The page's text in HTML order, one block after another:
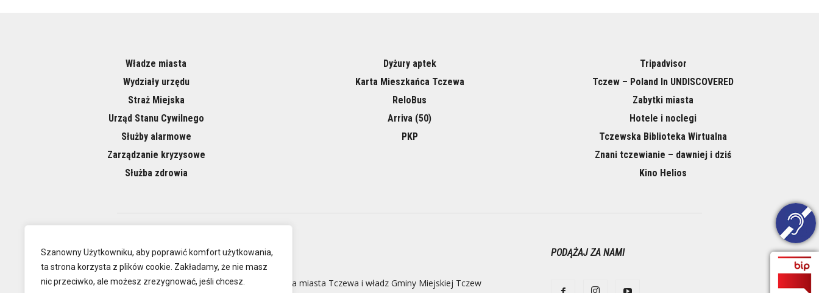
Szanowny Użytkowniku, aby poprawić komfort użytkowania,
ta strona korzysta z plików cookie. Zakładamy, że nie masz
nic przeciwko, ale możesz zrezygnować, jeśli chcesz.
Władze miasta
Wydziały urzędu
Straż Miejska
Urząd Stanu Cywilnego
Służby alarmowe
Zarządzanie kryzysowe
Służba zdrowia
Dyżury aptek
Karta Mieszkańca Tczewa
ReloBus
Arriva (50)
PKP
Tripadvisor
Tczew – Poland In UNDISCOVERED
Zabytki miasta
Hotele i noclegi
Tczewska Biblioteka Wirtualna
Znani tczewianie – dawniej i dziś
Kino Helios
O NAS
Oficjalna strona miasta Tczewa i władz Gminy Miejskiej Tczew
PODĄŻAJ ZA NAMI